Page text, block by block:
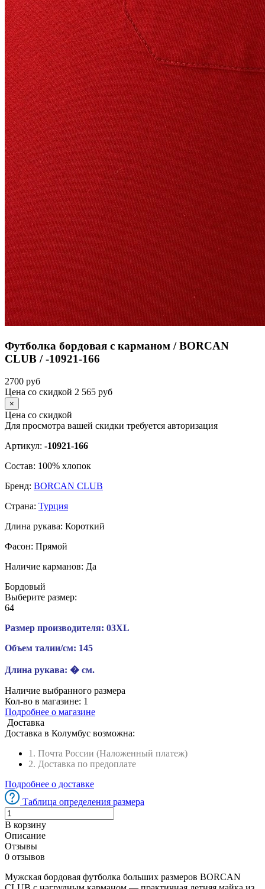
Футболка бордовая с карманом / BORCAN
CLUB / -10921-166
2700 руб
Цена со скидкой 2 565 руб
×
Цена со скидкой
Для просмотра вашей скидки требуется авторизация
Артикул: -10921-166
Состав: 100% хлопок
Бренд: BORCAN CLUB
Страна: Турция
Длина рукава: Короткий
Фасон: Прямой
Наличие карманов: Да
Бордовый
Выберите размер:
64
Размер производителя: 03XL
Объем талии/см: 145
Длина рукава: � см.
Наличие выбранного размера
Кол-во в магазине: 1
Подробнее о магазине
Доставка
Доставка в Колумбус возможна:
1. Почта России (Наложенный платеж)
2. Доставка по предоплате
Подробнее о доставке
Таблица определения размера
В корзину
Описание
Отзывы
0 отзывов
Мужская бордовая футболка больших размеров BORCAN